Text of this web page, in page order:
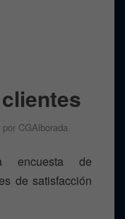
por CGAlborada
encuesta de
de satisfacción